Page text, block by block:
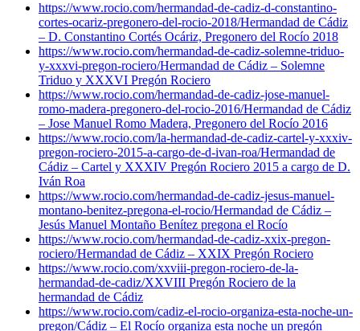
https://www.rocio.com/hermandad-de-cadiz-d-constantino-
cortes-ocariz-pregonero-del-rocio-2018/Hermandad de Cádiz
– D. Constantino Cortés Ocáriz, Pregonero del Rocío 2018
https://www.rocio.com/hermandad-de-cadiz-solemne-triduo-
y-xxxvi-pregon-rociero/Hermandad de Cádiz – Solemne
Triduo y XXXVI Pregón Rociero
https://www.rocio.com/hermandad-de-cadiz-jose-manuel-
romo-madera-pregonero-del-rocio-2016/Hermandad de Cádiz
– Jose Manuel Romo Madera, Pregonero del Rocío 2016
https://www.rocio.com/la-hermandad-de-cadiz-cartel-y-xxxiv-
pregon-rociero-2015-a-cargo-de-d-ivan-roa/Hermandad de
Cádiz – Cartel y XXXIV Pregón Rociero 2015 a cargo de D.
Iván Roa
https://www.rocio.com/hermandad-de-cadiz-jesus-manuel-
montano-benitez-pregona-el-rocio/Hermandad de Cádiz –
Jesús Manuel Montaño Benítez pregona el Rocío
https://www.rocio.com/hermandad-de-cadiz-xxix-pregon-
rociero/Hermandad de Cádiz – XXIX Pregón Rociero
https://www.rocio.com/xxviii-pregon-rociero-de-la-
hermandad-de-cadiz/XXVIII Pregón Rociero de la
hermandad de Cádiz
https://www.rocio.com/cadiz-el-rocio-organiza-esta-noche-un-
pregon/Cádiz – El Rocío organiza esta noche un pregón